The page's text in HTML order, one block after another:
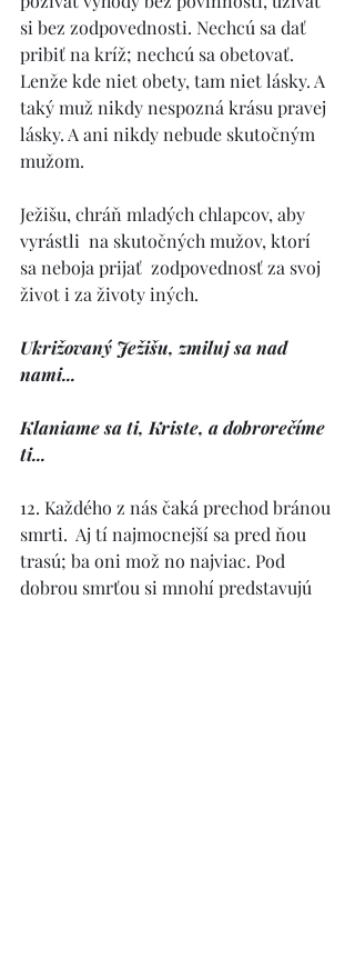
si bez zodpovednosti. Nechcú sa dať
pribiť na kríž; nechcú sa obetovať.
Lenže kde niet obety, tam niet lásky. A
taký muž nikdy nespozná krásu pravej
lásky. A ani nikdy nebude skutočným
mužom.
Ježišu, chráň mladých chlapcov, aby
vyrástli  na skutočných mužov, ktorí
sa neboja prijať  zodpovednosť za svoj
život i za životy iných.
Ukrižovaný Ježišu, zmiluj sa nad
nami...
Klaniame sa ti, Kriste, a dobrorečíme
ti...
12. Každého z nás čaká prechod bránou
smrti.  Aj tí najmocnejší sa pred ňou
trasú; ba oni mož no najviac. Pod
dobrou smrťou si mnohí predstavujú